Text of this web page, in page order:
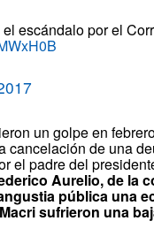
escándalo por el
un golpe en
cancelación de una
el padre del
Aurelio, de la
pública una
sufrieron una